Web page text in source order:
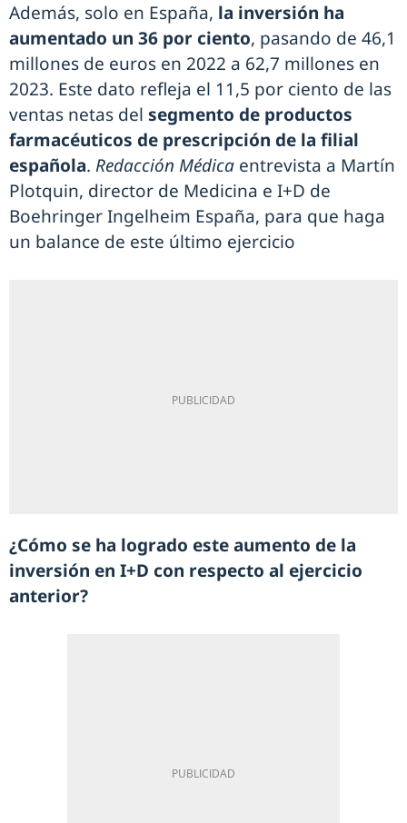
Además, solo en España, la inversión ha
aumentado un 36 por ciento, pasando de 46,1
millones de euros en 2022 a 62,7 millones en
2023. Este dato refleja el 11,5 por ciento de las
ventas netas del segmento de productos
farmacéuticos de prescripción de la filial
española. Redacción Médica entrevista a Martín
Plotquin, director de Medicina e I+D de
Boehringer Ingelheim España, para que haga
un balance de este último ejercicio
¿Cómo se ha logrado este aumento de la
inversión en I+D con respecto al ejercicio
anterior?